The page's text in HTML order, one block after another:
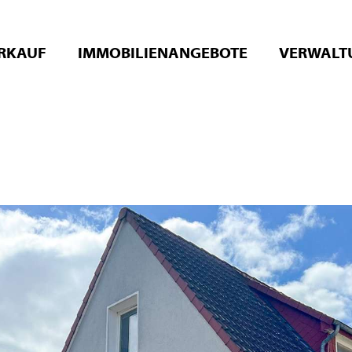
IMMOBILIENANGEBOTE